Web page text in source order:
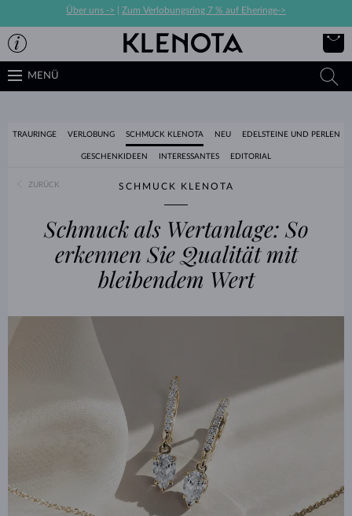
Über uns -> Zum Verlobungsring 7 % auf Eheringe->
MENÜ
TRAURINGE VERLOBUNG SCHMUCK KLENOTA NEU EDELSTEINE UND PERLEN
GESCHENKIDEEN INTERESSANTES EDITORIAL
ZURÜCK SCHMUCK KLENOTA
Schmuck als Wertanlage: So
erkennen Sie Qualität mit
bleibendem Wert